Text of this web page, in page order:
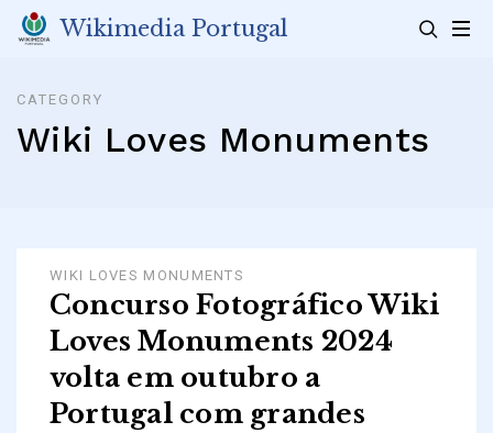
Skip
Wikimedia Portugal
CATEGORY
Wiki Loves Monuments
WIKI LOVES MONUMENTS
Concurso Fotográfico Wiki
Loves Monuments 2024
volta em outubro a
Portugal com grandes